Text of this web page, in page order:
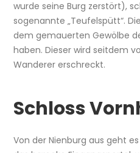
wurde seine Burg zerstört),
sogenannte „Teufelspütt“.
dem gemauerten Gewölbe
haben. Dieser wird seitdem
Wanderer erschreckt.
Schloss
Von der Nienburg aus geht